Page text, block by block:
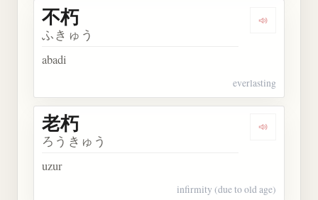
Dengarkan
不朽
ふきゅう
abadi
everlasting
Dengarkan
老朽
ろうきゅう
uzur
infirmity (due to old age)